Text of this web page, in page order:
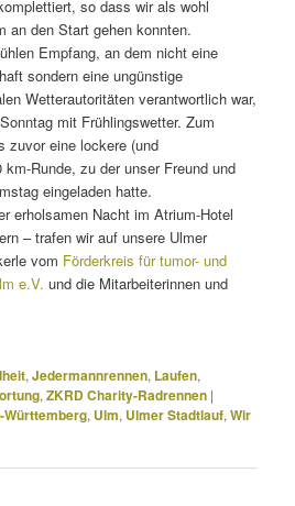
so dass wir als wohl
an den Start gehen konnten.
Empfang, an dem nicht eine
sondern eine ungünstige
Wetterautoritäten verantwortlich war,
mit Frühlingswetter. Zum
zuvor eine lockere (und
Runde, zu der unser Freund und
eingeladen hatte.
erholsamen Nacht im Atrium-Hotel
– trafen wir auf unsere Ulmer
vom Förderkreis für tumor- und
e.V. und die Mitarbeiterinnen und
,Jedermannrennen, Laufen,
,ZKRD Charity-Radrennen |
Württemberg, Ulm, Ulmer Stadtlauf,Wir